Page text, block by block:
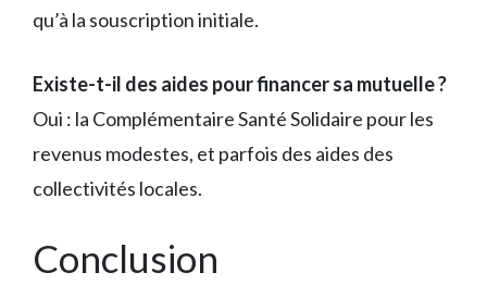
qu’à la souscription initiale.
Existe-t-il des aides pour financer sa mutuelle ?
Oui : la Complémentaire Santé Solidaire pour les
revenus modestes, et parfois des aides des
collectivités locales.
Conclusion